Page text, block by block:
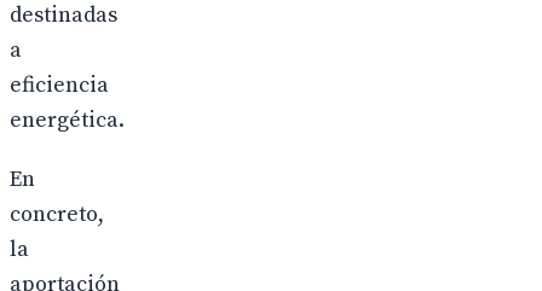
destinadas
a
eficiencia
energética.
En
concreto,
la
aportación